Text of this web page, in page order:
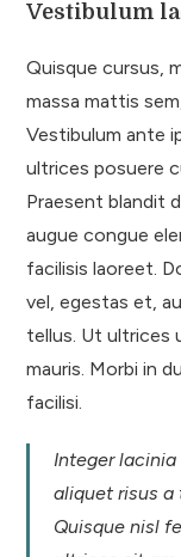
Vestibulum
Quisque cursus,
massa mattis
Vestibulum ante
ultrices posuere
Praesent blandit
augue congue
facilisis laoreet.
vel, egestas et,
tellus. Ut ultrices
mauris. Morbi in
facilisi.
Integer
aliquet risus a
Quisque nisl